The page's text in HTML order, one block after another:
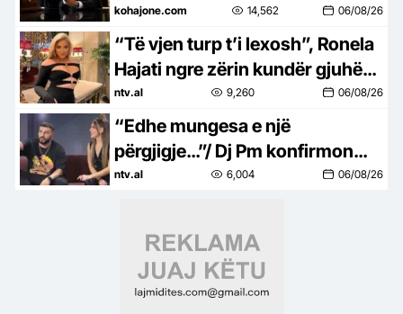
rikthimin e çiftit nga BBVK3
kohajone.com 14,562 06/08/26
“Të vjen turp t’i lexosh”, Ronela
Hajati ngre zërin kundër gjuhës
së urrejtjes në rrjetet sociale
ntv.al 9,260 06/08/26
“Edhe mungesa e një
përgjigje…”/ Dj Pm konfirmon
ndarjen nga Sara?
ntv.al 6,004 06/08/26